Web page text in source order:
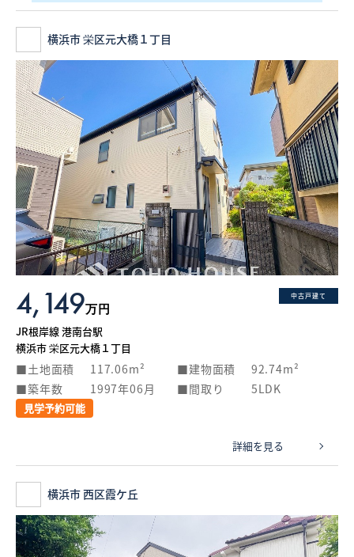
横浜市 栄区元大橋１丁目
中古戸建て
4,149万円
JR根岸線 港南台駅
横浜市 栄区元大橋１丁目
土地面積 117.06m² 建物面積
92.74m²
築年数
1997年06月 間取り 5LDK
見学予約可能
詳細を見る
横浜市 西区霞ケ丘